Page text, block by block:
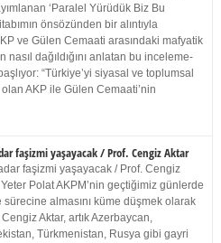
‘Paralel Yürüdük Biz Bu
önsözünden bir alıntıyla
ve Gülen Cemaati arasındaki mafyatik
nasıl dağıldığını anlatan bu inceleme-
“Türkiye’yi siyasal ve toplumsal
AKP ile Gülen Cemaati’nin
faşizmi yaşayacak / Prof. Cengiz Aktar
faşizmi yaşayacak / Prof. Cengiz
Polat AKPM’nin geçtiğimiz günlerde
sürecine almasını küme düşmek olarak
Aktar, artık Azerbaycan,
Türkmenistan, Rusya gibi gayri